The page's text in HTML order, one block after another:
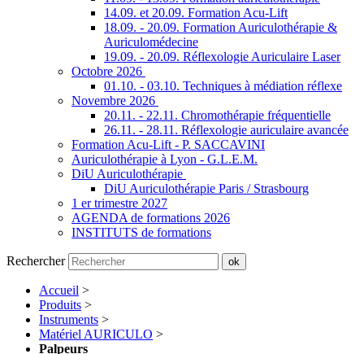
14.09. et 20.09. Formation Acu-Lift
18.09. - 20.09. Formation Auriculothérapie &
Auriculomédecine
19.09. - 20.09. Réflexologie Auriculaire Laser
Octobre 2026
01.10. - 03.10. Techniques à médiation réflexe
Novembre 2026
20.11. - 22.11. Chromothérapie fréquentielle
26.11. - 28.11. Réflexologie auriculaire avancée
Formation Acu-Lift - P. SACCAVINI
Auriculothérapie à Lyon - G.L.E.M.
DiU Auriculothérapie
DiU Auriculothérapie Paris / Strasbourg
1 er trimestre 2027
AGENDA de formations 2026
INSTITUTS de formations
Rechercher ok
Accueil >
Produits >
Instruments >
Matériel AURICULO >
Palpeurs